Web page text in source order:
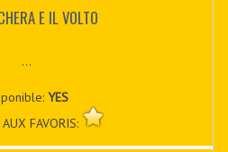
E IL VOLTO
...
YES
FAVORIS: